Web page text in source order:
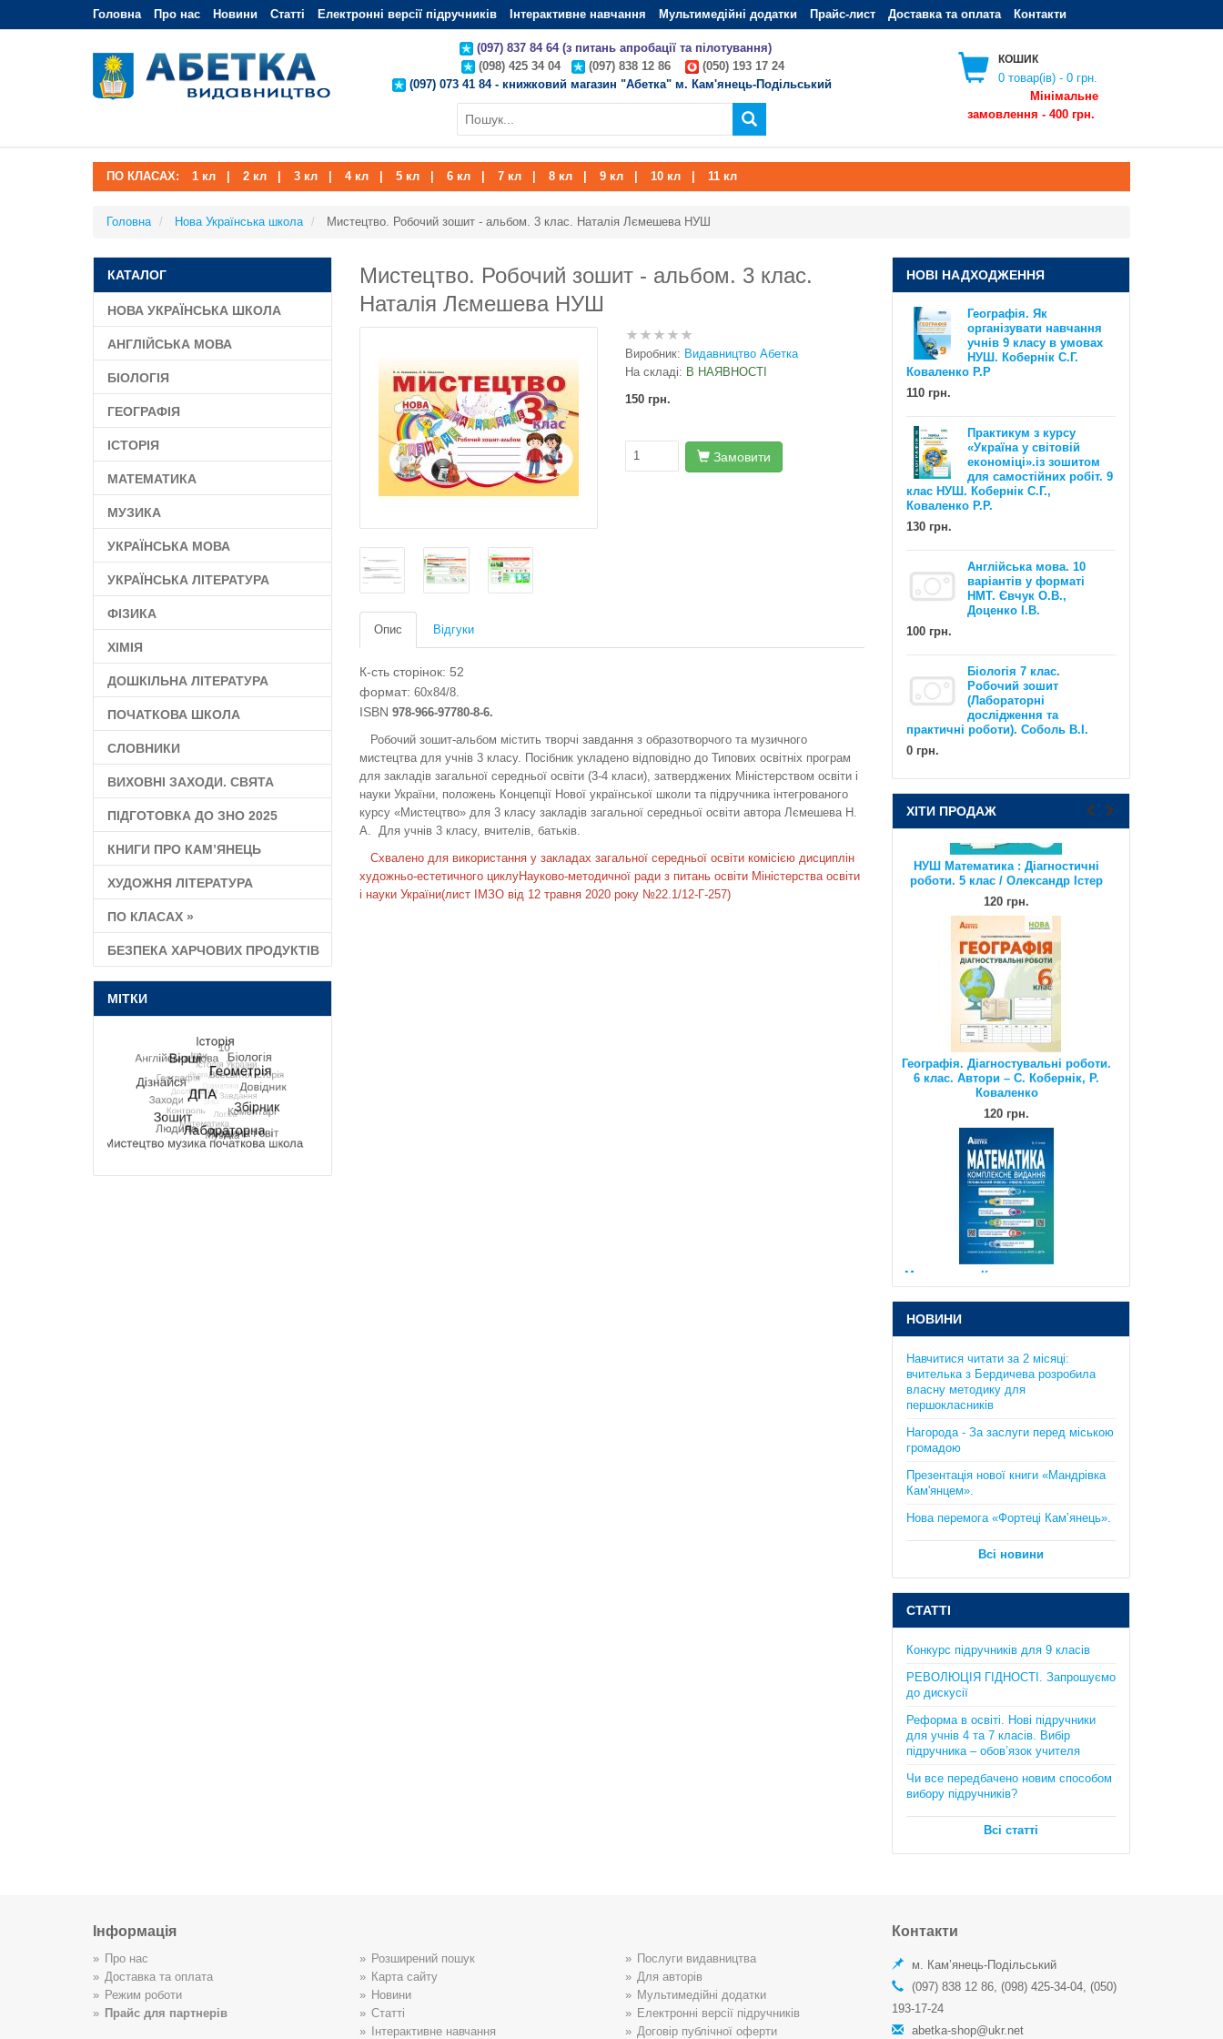
Головна Про нас Новини Статті Електронні версії підручників Інтерактивне навчання Мультимедійні додатки Прайс-лист Доставка та оплата Контакти
(097) 837 84 64 (з питань апробації та пілотування)
(098) 425 34 04
(097) 838 12 86
(050) 193 17 24
(097) 073 41 84 - книжковий магазин "Абетка" м. Кам'янець-Подільський
КОШИК
0 товар(ів) - 0 грн.
Мінімальне
замовлення - 400 грн.
ПО КЛАСАХ: 1 кл 2 кл 3 кл 4 кл 5 кл 6 кл 7 кл 8 кл 9 кл 10 кл 11 кл
Головна Нова Українська школа Мистецтво. Робочий зошит - альбом. 3 клас. Наталія Лємешева НУШ
КАТАЛОГ
НОВА УКРАЇНСЬКА ШКОЛА
АНГЛІЙСЬКА МОВА
БІОЛОГІЯ
ГЕОГРАФІЯ
ІСТОРІЯ
МАТЕМАТИКА
МУЗИКА
УКРАЇНСЬКА МОВА
УКРАЇНСЬКА ЛІТЕРАТУРА
ФІЗИКА
ХІМІЯ
ДОШКІЛЬНА ЛІТЕРАТУРА
ПОЧАТКОВА ШКОЛА
СЛОВНИКИ
ВИХОВНІ ЗАХОДИ. СВЯТА
ПІДГОТОВКА ДО ЗНО 2025
КНИГИ ПРО КАМ’ЯНЕЦЬ
ХУДОЖНЯ ЛІТЕРАТУРА
ПО КЛАСАХ »
БЕЗПЕКА ХАРЧОВИХ ПРОДУКТІВ
МІТКИ
Мистецтво. Робочий зошит - альбом. 3 клас.
Наталія Лємешева НУШ
Виробник: Видавництво Абетка
На складі: В НАЯВНОСТІ
150 грн.
Замовити
Опис Відгуки
К-сть сторінок: 52
формат: 60х84/8.
ISBN 978-966-97780-8-6.
Робочий зошит-альбом містить творчі завдання з образотворчого та музичного
мистецтва для учнів 3 класу. Посібник укладено відповідно до Типових освітніх програм
для закладів загальної середньої освіти (3-4 класи), затверджених Міністерством освіти і
науки України, положень Концепції Нової української школи та підручника інтегрованого
курсу «Мистецтво» для 3 класу закладів загальної середньої освіти автора Лємешева Н.
А. Для учнів 3 класу, вчителів, батьків.
Схвалено для використання у закладах загальної середньої освіти комісією дисциплін
художньо-естетичного циклуНауково-методичної ради з питань освіти Міністерства освіти
і науки України(лист ІМЗО від 12 травня 2020 року №22.1/12-Г-257)
НОВІ НАДХОДЖЕННЯ
Географія. Як
організувати навчання
учнів 9 класу в умовах
НУШ. Кобернік С.Г.
Коваленко Р.Р
110 грн.
Практикум з курсу
«Україна у світовій
економіці».із зошитом
для самостійних робіт. 9
клас НУШ. Кобернік С.Г.,
Коваленко Р.Р.
130 грн.
Англійська мова. 10
варіантів у форматі
НМТ. Євчук О.В.,
Доценко І.В.
100 грн.
Біологія 7 клас.
Робочий зошит
(Лабораторні
дослідження та
практичні роботи). Соболь В.І.
0 грн.
ХІТИ ПРОДАЖ
Географія. Як організувати
навчання учнів 6 класу в умовах
НУШ. Методичний посібник для
вчителя. Кобернік С.Г. Коваленко
EXAM WORKOUT Англійська мова.
Комплексна підготовка до ЗНО та
ДПА. Рівні В1 та В2. Євчук О.В.,
Доценко І.В.
НУШ Математика : Діагностичні
роботи. 5 клас / Олександр Істер
120 грн.
Географія. Діагностувальні роботи.
6 клас. Автори – С. Кобернік, Р.
Коваленко
120 грн.
Математика. Комплексне видання.
Повний повторювальний курс,
підготовка до ЗНО та ДПА. Істер
О.С.
385 грн.
Практикум з курсу "Планета
Земля": 6 клас. Кобернік С.Г.,
130 грн.
Математика. Довідник + тести
(Повний повторювальний курс,
підготовка до ЗНО та ДПА) . Істер
О.C.
НОВИНИ
Навчитися читати за 2 місяці:
вчителька з Бердичева розробила
власну методику для
першокласників
Нагорода - За заслуги перед міською
громадою
Презентація нової книги «Мандрівка
Кам'янцем».
Нова перемога «Фортеці Кам’янець».
Всі новини
СТАТТІ
Конкурс підручників для 9 класів
РЕВОЛЮЦІЯ ГІДНОСТІ. Запрошуємо
до дискусії
Реформа в освіті. Нові підручники
для учнів 4 та 7 класів. Вибір
підручника – обов’язок учителя
Чи все передбачено новим способом
вибору підручників?
Всі статті
Інформація
Про нас
Доставка та оплата
Режим роботи
Прайс для партнерів
Розширений пошук
Карта сайту
Новини
Статті
Інтерактивне навчання
Послуги видавництва
Для авторів
Мультимедійні додатки
Електронні версії підручників
Договір публічної оферти
Контакти
м. Кам’янець-Подільський
(097) 838 12 86, (098) 425-34-04, (050)
193-17-24
abetka-shop@ukr.net